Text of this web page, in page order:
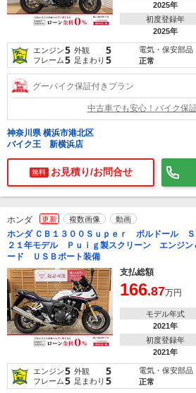
2025年
初度登録年
2025年
エンジン5 外観 5
フレーム5 足まわり 5
電気・保安部品
正常
グーバイク保証付きプラン
中古車でも安心！バイク保
神奈川県 横浜市港北区
バイク王 新横浜店
無料 お見積り/お問合せ
ホンダ 更新 複数画像 動画
ホンダ ＣＢ１３００Ｓｕｐｅｒ ボルドール
２１年モデル Ｐｕｉｇ製スクリーン エンジン
ード ＵＳＢポート装備
支払総額
166.87万円
モデル年式
2021年
初度登録年
2021年
エンジン5 外観 5
フレーム5 足まわり 5
電気・保安部品
正常